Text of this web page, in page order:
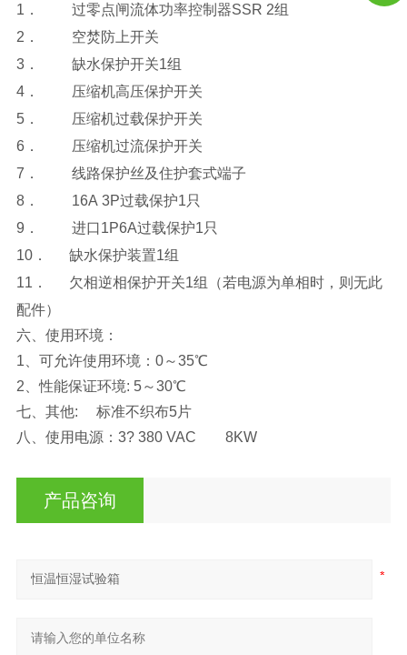
1．
过零点闸流体功率控制器SSR 2组
2．
空焚防上开关
3．
缺水保护开关1组
4．
压缩机高压保护开关
5．
压缩机过载保护开关
6．
压缩机过流保护开关
7．
线路保护丝及住护套式端子
8．
16A 3P过载保护1只
9．
进口1P6A过载保护1只
10．
缺水保护装置1组
11．
欠相逆相保护开关1组（若电源为单相时，则无此
配件）
六、使用环境：
1、可允许使用环境：0～35℃
2 、性能保证环境: 5～30℃
七、其他: 标准不织布5片
八、使用电源：3? 380 VAC 8KW
产品咨询